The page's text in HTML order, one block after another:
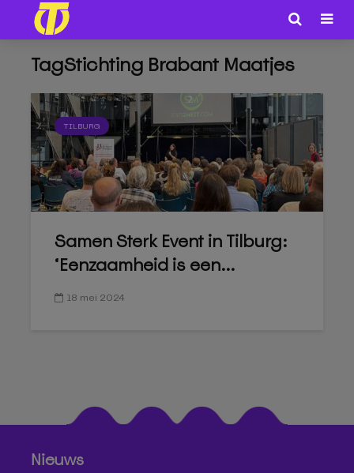
TagStichting Brabant Maatjes
TILBURG
Samen Sterk Event in Tilburg:
‘Eenzaamheid is een...
18 mei 2024
Nieuws